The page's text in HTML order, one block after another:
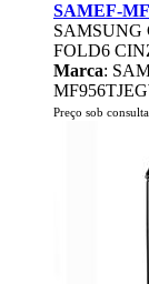
SAMEF-
SAMSUNG
FOLD6
Marca:
Preço sob consulta